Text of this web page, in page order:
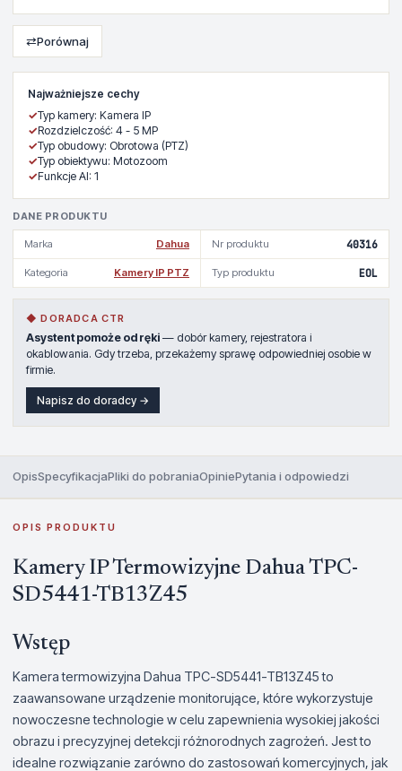
Najważniejsze cechy
✓Typ kamery: Kamera IP
✓Rozdzielczość: 4 - 5 MP
✓Typ obudowy: Obrotowa (PTZ)
✓Typ obiektywu: Motozoom
✓Funkcje AI: 1
DANE PRODUKTU
Marka Dahua Nr produktu 40316
Kategoria Kamery IP PTZ Typ produktu EOL
◆ DORADCA CTR
Asystent pomoże od ręki — dobór kamery, rejestratora i
okablowania. Gdy trzeba, przekażemy sprawę odpowiedniej osobie w
firmie.
Napisz do doradcy →
⇄Porównaj
OpisSpecyfikacjaPliki do pobraniaOpiniePytania i odpowiedzi
OPIS PRODUKTU
Kamery IP Termowizyjne Dahua TPC-
SD5441-TB13Z45
Wstęp
Kamera termowizyjna Dahua TPC-SD5441-TB13Z45 to
zaawansowane urządzenie monitorujące, które wykorzystuje
nowoczesne technologie w celu zapewnienia wysokiej jakości
obrazu i precyzyjnej detekcji różnorodnych zagrożeń. Jest to
idealne rozwiązanie zarówno do zastosowań komercyjnych, jak